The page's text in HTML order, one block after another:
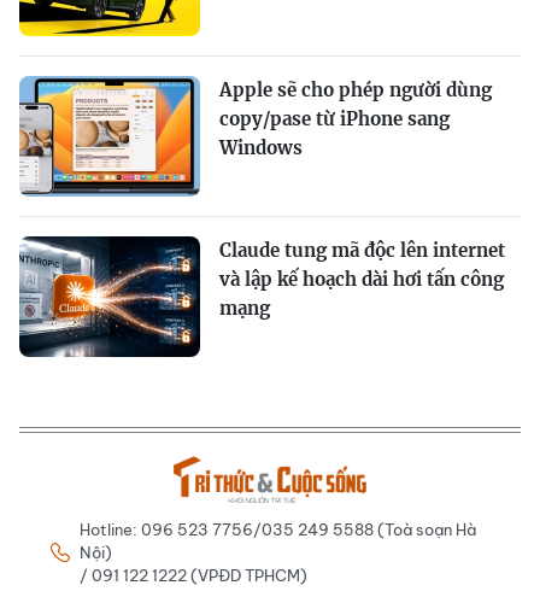
Apple sẽ cho phép người dùng
copy/pase từ iPhone sang
Windows
Claude tung mã độc lên internet
và lập kế hoạch dài hơi tấn công
mạng
Hotline: 096 523 7756/035 249 5588 (Toà soạn Hà
Nội)
/ 091 122 1222 (VPĐD TPHCM)